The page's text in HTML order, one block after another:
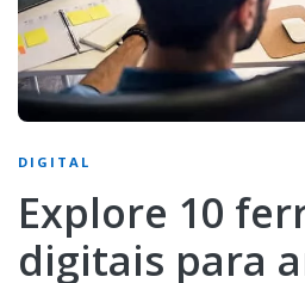
DIGITAL
Explore 10
digitais para